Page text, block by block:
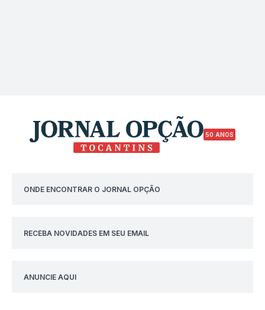
50 ANOS
ONDE ENCONTRAR O JORNAL OPÇÃO
RECEBA NOVIDADES EM SEU EMAIL
ANUNCIE AQUI